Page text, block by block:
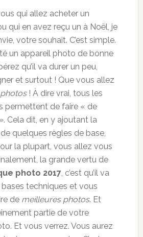
qui allez acheter un
qui en avez reçu un à Noël, je
votre souhait. C’est simple.
un appareil photo de bonne
qu’il va durer un peu,
et surtout ! Que vous allez
! À dire vrai, tous les
permettent de faire « de
Cela dit, en y ajoutant la
quelques règles de base,
la plupart, vous allez vous
la grande vertu de
photo 2017, c’est qu’il va
techniques et vous
de meilleures photos. Et
partie de votre
Et vous verrez. Vous aurez